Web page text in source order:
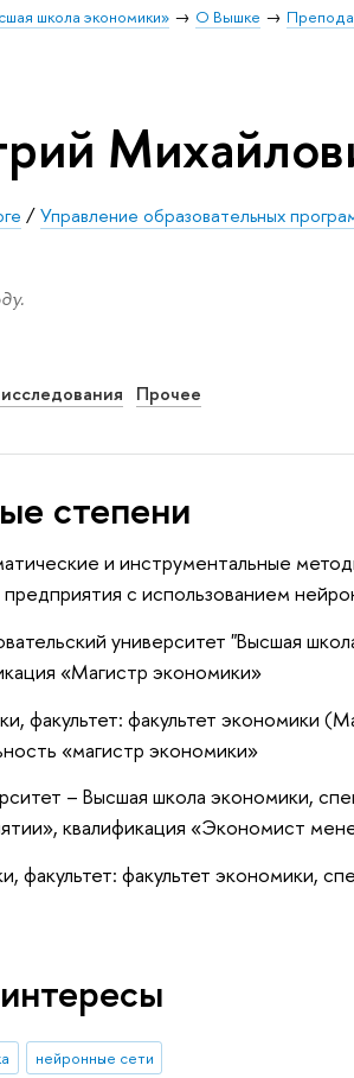
школа экономики» О Вышке
/Управление образовательных
Прочее
степени
и инструментальные
с использованием
университет "Высшая
«Магистр экономики»
факультет: факультет экономики
«магистр экономики»
– Высшая школа экономики,
квалификация «Экономист
факультет: факультет экономики,
нейронные сети